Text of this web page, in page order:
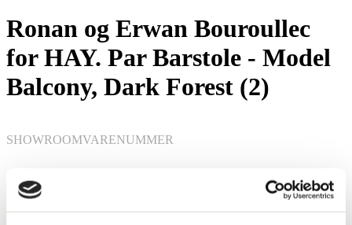
Havemøbler
Ronan og Erwan Bouroullec
for HAY. Par Barstole - Model
Balcony, Dark Forest (2)
SHOWROOM
Aarhus
VARENUMMER
Momsvare